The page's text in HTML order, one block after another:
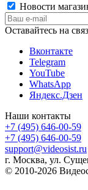
Новости
Оставайтесь на
Вконтакте
Telegram
YouTube
WhatsApp
Яндекс.Дзен
Наши контакты
+7 (495) 646-00-59
+7 (495) 646-00-59
support@videosist.ru
г. Москва, ул.
© 2010-2026